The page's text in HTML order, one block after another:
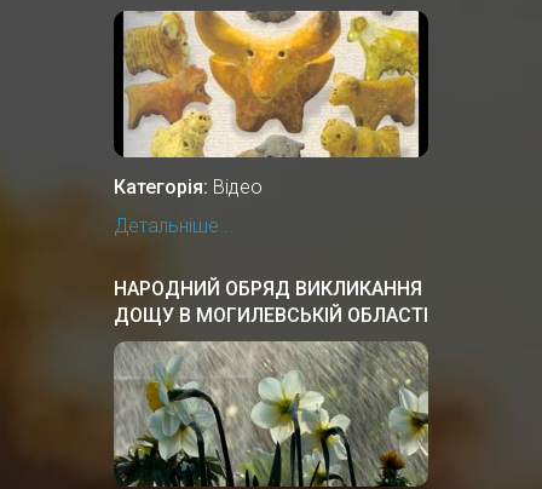
Категорія: Відео
Детальніше...
НАРОДНИЙ ОБРЯД ВИКЛИКАННЯ
ДОЩУ В МОГИЛЕВСЬКІЙ ОБЛАСТІ
БІЛОЇ РУСІ